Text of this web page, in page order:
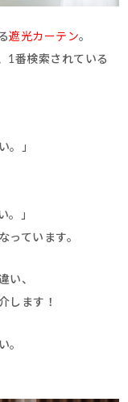
遮光カーテン。
1番検索されている
。」
。」
っています。
い、
します！
。